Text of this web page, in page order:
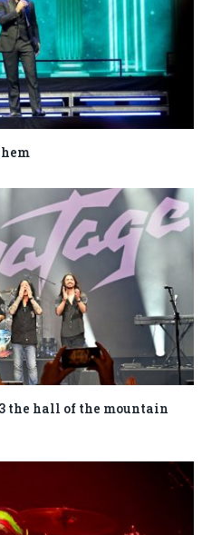
the hall of the mountain